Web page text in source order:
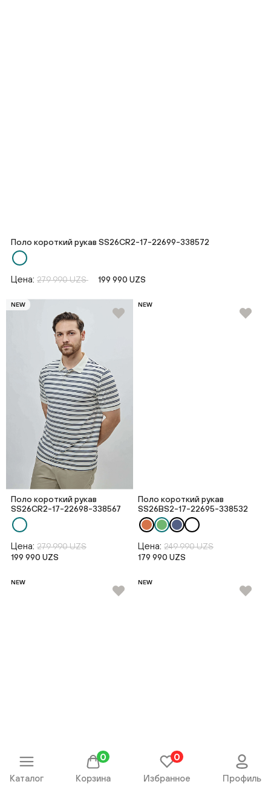
Поло короткий рукав SS26CR2-17-22699-338572
Цена: 279 990 UZS 199 990 UZS
NEW
Поло короткий рукав
SS26CR2-17-22698-338567
Цена: 279 990 UZS
199 990 UZS
NEW
Поло короткий рукав
SS26BS2-17-22695-338532
Цена: 249 990 UZS
179 990 UZS
NEW
Поло короткий рукав
SS26BS2-17-22695-338538
NEW
Поло короткий рукав
SS26BS2-17-22695-338543
Каталог Корзина
0
Избранное
0
Профиль